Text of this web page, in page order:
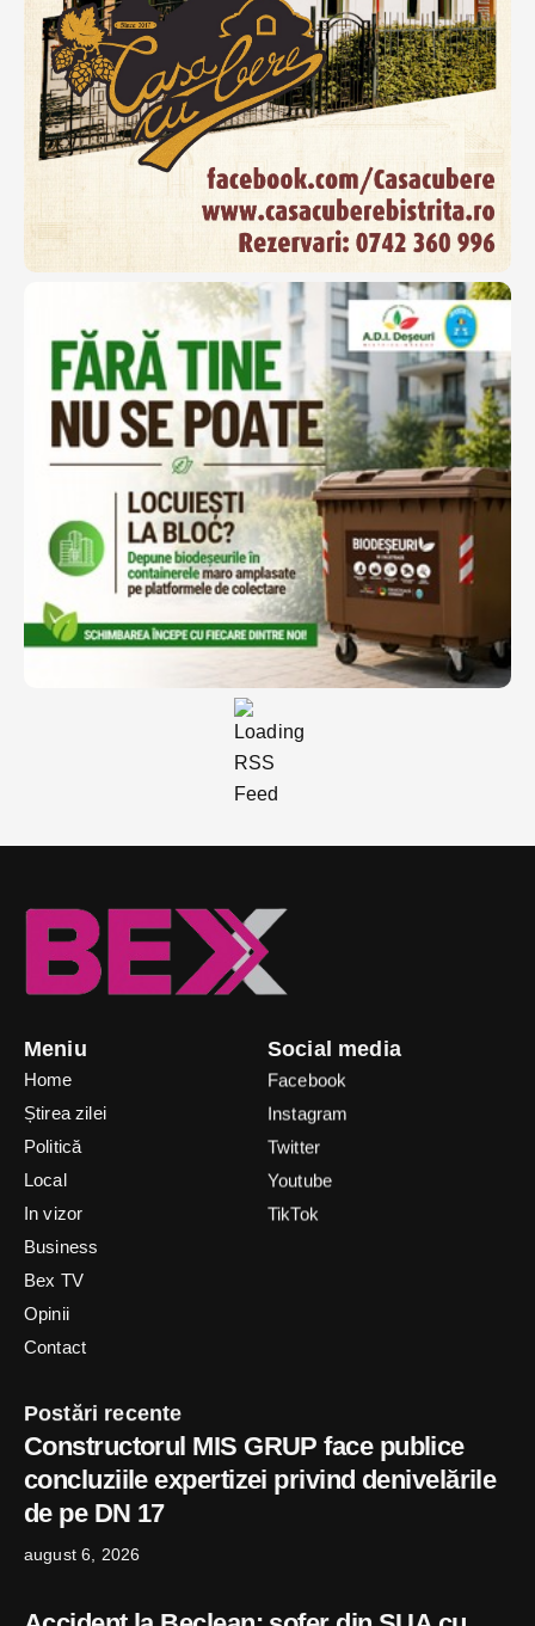
Meniu
Home
Știrea zilei
Politică
Local
In vizor
Business
Bex TV
Opinii
Contact
Social media
Facebook
Instagram
Twitter
Youtube
TikTok
Postări recente
Constructorul MIS GRUP face publice
concluziile expertizei privind denivelările
de pe DN 17
august 6, 2026